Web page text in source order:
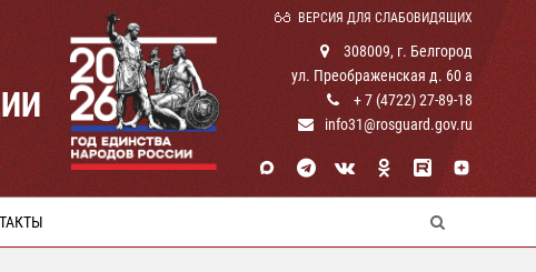
ВЕРСИЯ ДЛЯ СЛАБОВИДЯЩИХ
308009, г. Белгород
ул. Преображенская д. 60 а
+ 7 (4722) 27-89-18
info31@rosguard.gov.ru